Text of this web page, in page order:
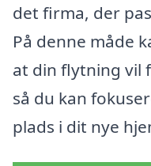
det firma, der
På denne måde
at din flytning vil
så du kan
plads i dit nye